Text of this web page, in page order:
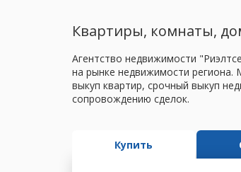
Квартиры, комнаты,
Агентство недвижимости
на рынке недвижимости
выкуп квартир, срочный выкуп
сопровождению сделок.
Купить